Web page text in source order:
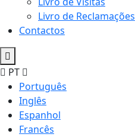
Livro de Reclamações
Contactos
PT
Português
Inglês
Espanhol
Francês